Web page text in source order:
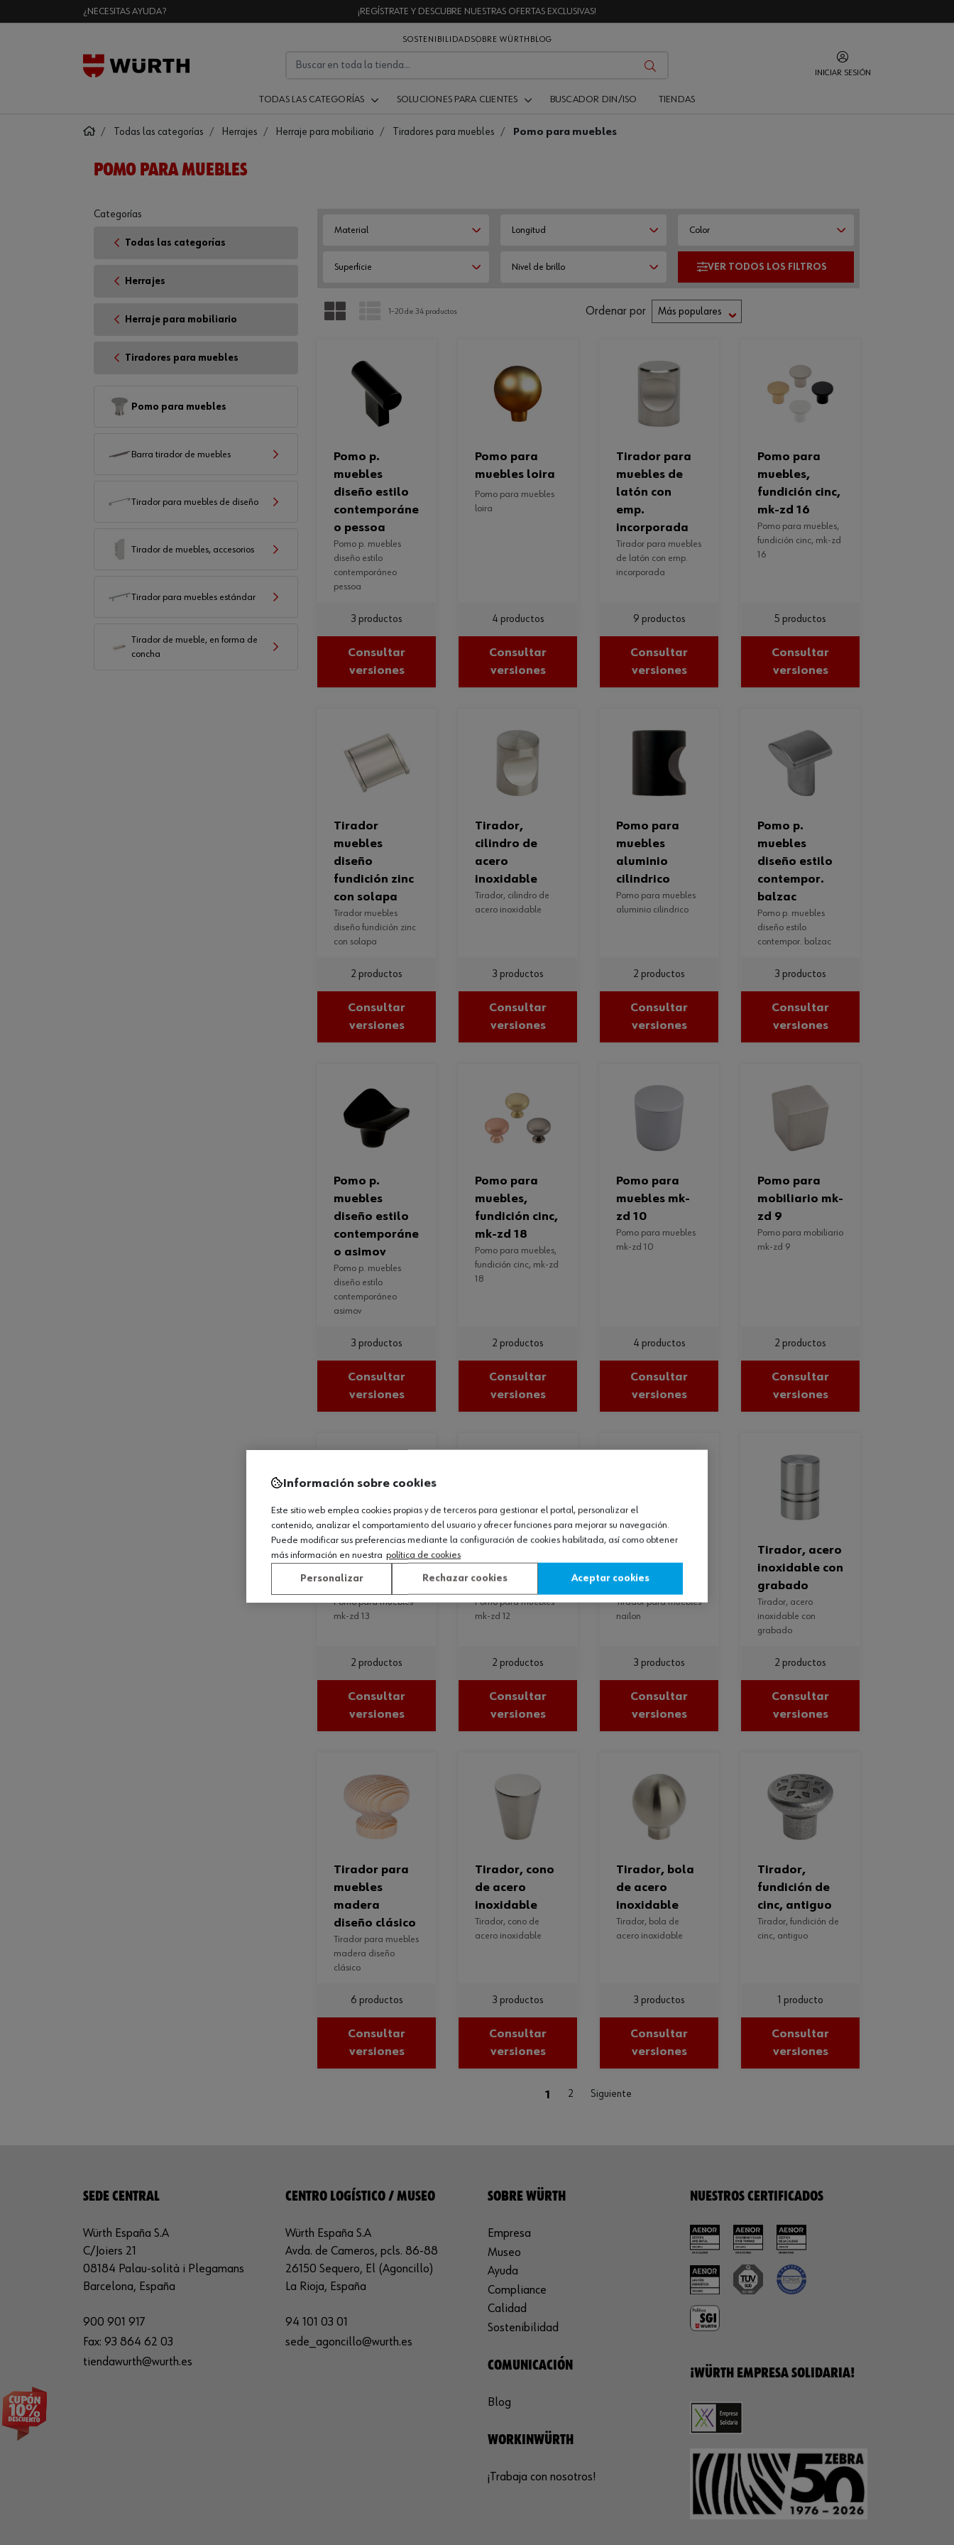
¿NECESITAS AYUDA? ¡REGÍSTRATE Y DESCUBRE NUESTRAS OFERTAS EXCLUSIVAS!
SOSTENIBILIDADSOBRE WÜRTH BLOG
INICIAR SESIÓN
TODAS LAS CATEGORÍAS SOLUCIONES PARA CLIENTES BUSCADOR DIN/ISO TIENDAS
Todas las categorías Herrajes Herraje para mobiliario Tiradores para muebles Pomo para muebles
POMO PARA MUEBLES
Material Longitud Color
Superficie Nivel de brillo
PARRILLA LISTA
1–20 de 34 productos Ordenar por
pomo p.
muebles
diseño estilo
contemporáne
o pessoa
pomo p. muebles
diseño estilo
contemporáneo
pessoa
3 productos
Consultar
versiones
pomo para
muebles loira
pomo para muebles
loira
4 productos
Consultar
versiones
tirador para
muebles de
latón con
emp.
incorporada
tirador para muebles
de latón con emp.
incorporada
9 productos
Consultar
versiones
pomo para
muebles,
fundición cinc,
mk-zd 16
pomo para muebles,
fundición cinc, mk-zd
16
5 productos
Consultar
versiones
tirador
muebles
diseño
fundición zinc
con solapa
tirador muebles
diseño fundición zinc
con solapa
2 productos
Consultar
versiones
tirador,
cilindro de
acero
inoxidable
tirador, cilindro de
acero inoxidable
3 productos
Consultar
versiones
pomo para
muebles
aluminio
cilindrico
pomo para muebles
aluminio cilindrico
2 productos
Consultar
versiones
pomo p.
muebles
diseño estilo
contempor.
balzac
pomo p. muebles
diseño estilo
contempor. balzac
3 productos
Consultar
versiones
pomo p.
muebles
diseño estilo
contemporáne
o asimov
pomo p. muebles
diseño estilo
contemporáneo
asimov
3 productos
Consultar
versiones
pomo para
muebles,
fundición cinc,
mk-zd 18
pomo para muebles,
fundición cinc, mk-zd
18
2 productos
Consultar
versiones
pomo para
muebles mk-
zd 10
pomo para muebles
mk-zd 10
4 productos
Consultar
versiones
pomo para
mobiliario mk-
zd 9
pomo para mobiliario
mk-zd 9
2 productos
Consultar
versiones
muebles mk-
zd 13
pomo para muebles
mk-zd 13
2 productos
Consultar
versiones
muebles mk-
zd 12
pomo para muebles
mk-zd 12
2 productos
Consultar
versiones
nailon
tirador para muebles
nailon
3 productos
Consultar
versiones
tirador, acero
inoxidable con
grabado
tirador, acero
inoxidable con
grabado
2 productos
Consultar
versiones
tirador para
muebles
madera
diseño clásico
tirador para muebles
madera diseño
clásico
6 productos
Consultar
versiones
tirador, cono
de acero
inoxidable
tirador, cono de
acero inoxidable
3 productos
Consultar
versiones
tirador, bola
de acero
inoxidable
tirador, bola de
acero inoxidable
3 productos
Consultar
versiones
tirador,
fundición de
cinc, antiguo
tirador, fundición de
cinc, antiguo
1 producto
Consultar
versiones
1 (current)
2 Siguiente
Categorías
Todas las categorías
Herrajes
Herraje para mobiliario
Tiradores para muebles
Pomo para muebles
Barra tirador de muebles
Tirador para muebles de diseño
Tirador de muebles, accesorios
Tirador para muebles estándar
Tirador de mueble, en forma de
concha
SEDE CENTRAL
Würth España S.A
C/Joiers 21
08184 Palau-solità i Plegamans
Barcelona, España
900 901 917
Fax: 93 864 62 03
tiendawurth@wurth.es
CENTRO LOGÍSTICO / MUSEO
Würth España S.A
Avda. de Cameros, pcls. 86-88
26150 Sequero, El (Agoncillo)
La Rioja, España
94 101 03 01
sede_agoncillo@wurth.es
SOBRE WÜRTH
Empresa
Museo
Ayuda
Compliance
Calidad
Sostenibilidad
COMUNICACIÓN
Blog
WORKINWÜRTH
¡Trabaja con nosotros!
NUESTROS CERTIFICADOS
¡WÜRTH EMPRESA SOLIDARIA!
Información sobre cookies
Este sitio web emplea cookies propias y de terceros para gestionar el portal, personalizar el
contenido, analizar el comportamiento del usuario y ofrecer funciones para mejorar su navegación.
Puede modificar sus preferencias mediante la configuración de cookies habilitada, así como obtener
más información en nuestra política de cookies
Personalizar Rechazar cookies Aceptar cookies